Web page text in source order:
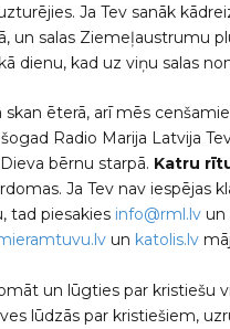
Ja Tev sanāk
un salas Ziemeļaustrumu
dienu, kad uz viņu salas
skan ēterā, arī mēs
Radio Marija Latvija
bērnu starpā. Katru
Ja Tev nav iespējas
tad piesakies info@rml.lv un
un katolis.lv
un lūgties par kristiešu
lūdzās par kristiešiem,